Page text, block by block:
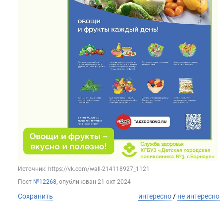
Источник: https://vk.com/wall-214118927_1121
Пост №12268, опубликован 21 окт 2024
Сохранить интересно / не интересно